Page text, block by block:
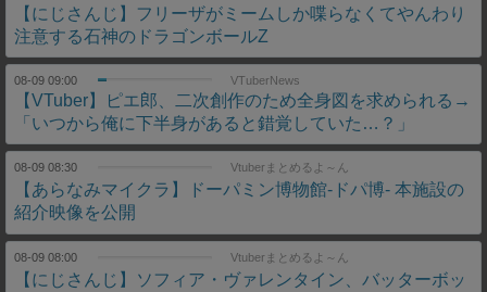
【にじさんじ】フリーザがミームしか喋らなくてやんわり
注意する石神のドラゴンボールZ
08-09 09:00 VTuberNews
【VTuber】ピエ郎、二次創作のため全身図を求められる→
「いつから俺に下半身があると錯覚していた…？」
08-09 08:30 Vtuberまとめるよ～ん
【あらなみマイクラ】ドーパミン博物館-ドパ博- 本施設の
紹介映像を公開
08-09 08:00 Vtuberまとめるよ～ん
【にじさんじ】ソフィア・ヴァレンタイン、バッターボッ